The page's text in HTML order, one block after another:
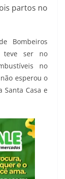
partos no
Bombeiros
teve ser no
no
esperou o
Santa Casa e